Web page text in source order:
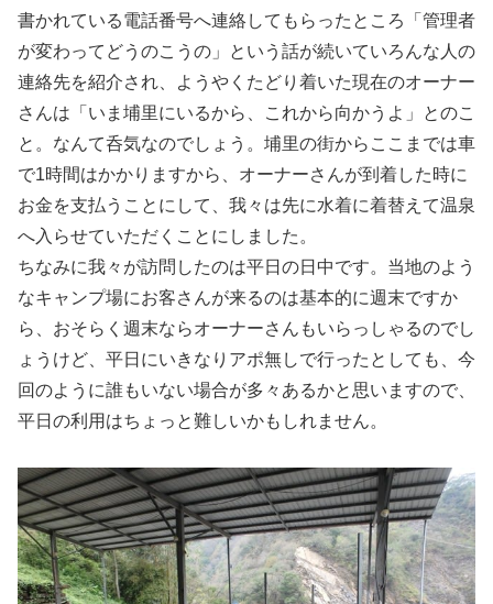
書かれている電話番号へ連絡してもらったところ「管理者
が変わってどうのこうの」という話が続いていろんな人の
連絡先を紹介され、ようやくたどり着いた現在のオーナー
さんは「いま埔里にいるから、これから向かうよ」とのこ
と。なんて呑気なのでしょう。埔里の街からここまでは車
で1時間はかかりますから、オーナーさんが到着した時に
お金を支払うことにして、我々は先に水着に着替えて温泉
へ入らせていただくことにしました。
ちなみに我々が訪問したのは平日の日中です。当地のよう
なキャンプ場にお客さんが来るのは基本的に週末ですか
ら、おそらく週末ならオーナーさんもいらっしゃるのでし
ょうけど、平日にいきなりアポ無しで行ったとしても、今
回のように誰もいない場合が多々あるかと思いますので、
平日の利用はちょっと難しいかもしれません。